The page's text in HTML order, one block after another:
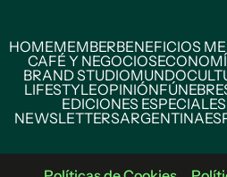
HOMEMEMBERBENEFICIOS
CAFÉ Y NEGOCIOS
BRAND STUDIOMUNDO
LIFESTYLEOPINIÓN
EDICIONES ESPECIALES
NEWSLETTERSARGENTINA